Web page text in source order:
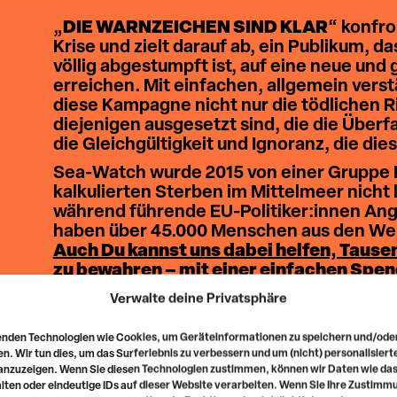
Verwalte deine Privatsphäre
Technologien wie Cookies, um Geräteinformationen zu speichern und/
Wir tun dies, um das Surferlebnis zu verbessern und um (nicht)
Wenn Sie diesen Technologien zustimmen, können wir Daten wie das
oder eindeutige IDs auf dieser Website verarbeiten. Wenn Sie Ihre
„ DIE WARNZEICHEN SIND KLAR“
Krise und zielt darauf ab, ein Publikum,
völlig abgestumpft ist, auf eine neue und
erreichen. Mit einfachen, allgemein
diese Kampagne nicht nur die tödlichen
diejenigen ausgesetzt sind, die die
die Gleichgültigkeit und Ignoranz, die
Sea-Watch wurde 2015 von einer
kalkulierten Sterben im Mittelmeer nicht
während führende EU-Politiker:innen
haben über 45.000 Menschen aus den
Auch Du kannst uns dabei helfen,
zu bewahren – mit einer einfachen
klein, ist wertvoll. Er ermöglicht uns,
sicherzustellen, dass niemand auf der
ertrinkt, ein grundlegendes
Spende jetztoderwerde jetzt
Fördermitgliedschaft stellst Du sicher,